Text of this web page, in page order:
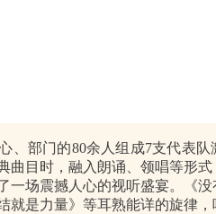
、部门的80余人组成7支代表
曲目时，融入朗诵、领唱等形
一场震撼人心的视听盛宴。《
就是力量》等耳熟能详的旋律